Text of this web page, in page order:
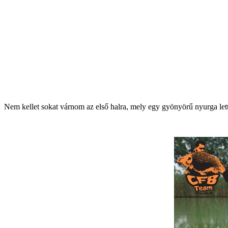
Nem kellet sokat várnom az első halra, mely egy gyönyörű nyurga